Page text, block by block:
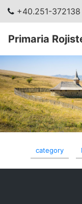
+40.251-372138
Primaria
category